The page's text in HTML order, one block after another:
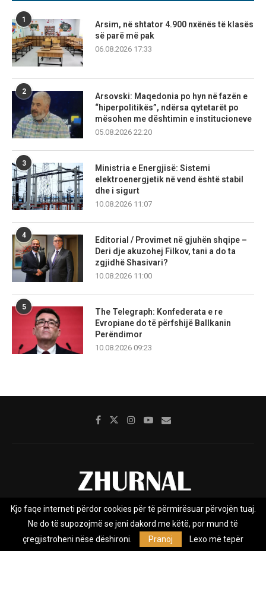
1
Arsim, në shtator 4.900 nxënës të klasës
së parë më pak
06.08.2026 17:33
2
Arsovski: Maqedonia po hyn në fazën e
“hiperpolitikës”, ndërsa qytetarët po
mësohen me dështimin e institucioneve
05.08.2026 22:20
3
Ministria e Energjisë: Sistemi
elektroenergjetik në vend është stabil
dhe i sigurt
10.08.2026 11:07
4
Editorial / Provimet në gjuhën shqipe –
Deri dje akuzohej Filkov, tani a do ta
zgjidhë Shasivari?
10.08.2026 11:00
5
The Telegraph: Konfederata e re
Evropiane do të përfshijë Ballkanin
Perëndimor
10.08.2026 09:23
Rreth nesh Impresumi Marketing
Privacy Policy
Zhurnal.mk është Agjenci e Lajmeve e pavarur, e themeluar në vitin
Kjo faqe interneti përdor cookies për të përmirësuar përvojën tuaj.
Ne do të supozojmë se jeni dakord me këtë, por mund të
çregjistroheni nëse dëshironi.
Pranoj Lexo më tepër